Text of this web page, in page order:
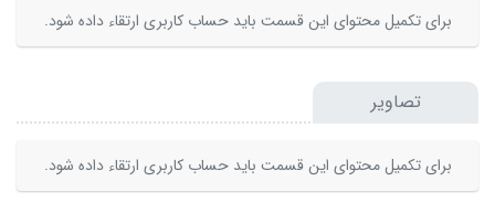
برای تکمیل محتوای این قسمت باید حساب کاربری ارتقاء داده شود.
تصاویر
برای تکمیل محتوای این قسمت باید حساب کاربری ارتقاء داده شود.